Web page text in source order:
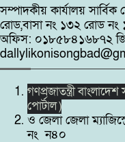
৯
১০
সম্পাদকীয় কার্যালয়
রোড,বাসা নং ১৩২ রোড নং
অফিস: ০১৮৫৮৪১৬৮৭২
গণপ্রজাতন্ত্রী
পোর্টাল )
ও জেলা জেলা
নং ন৪০